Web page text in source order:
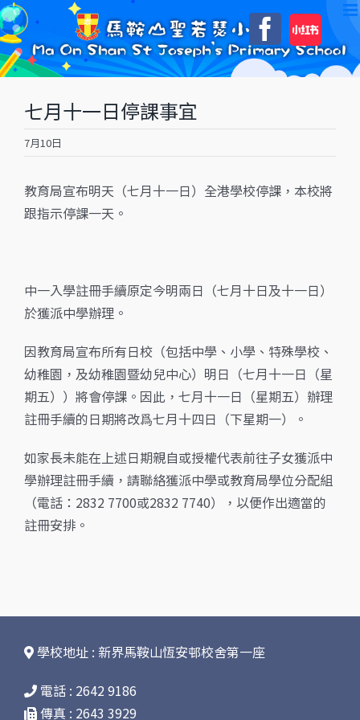
Skip
to
content
自
訂
七月十一日停課事宜
7月10日
教育局宣布明天（七月十一日）全港學校停課，本校將
跟指示停課一天。
中一入學註冊手續原定今明兩日（七月十日及十一日）
於獲派中學辦理。
因教育局宣布所有日校（包括中學、小學、特殊學校、
幼稚園，及幼稚園暨幼兒中心）明日（七月十一日（星
期五））將會停課。因此，七月十一日（星期五）辦理
註冊手續的日期將改爲七月十四日（下星期一）。
如家長未能在上述日期親自或授權代表前往子女獲派中
學辦理註冊手續，請聯絡獲派中學或教育局學位分配組
（電話：2832 7700或2832 7740），以便作出適當的
註冊安排。
學校地址 : 新界馬鞍山恆安邨校舍第一座
電話 : 2642 9186
傳真 : 2643 3929